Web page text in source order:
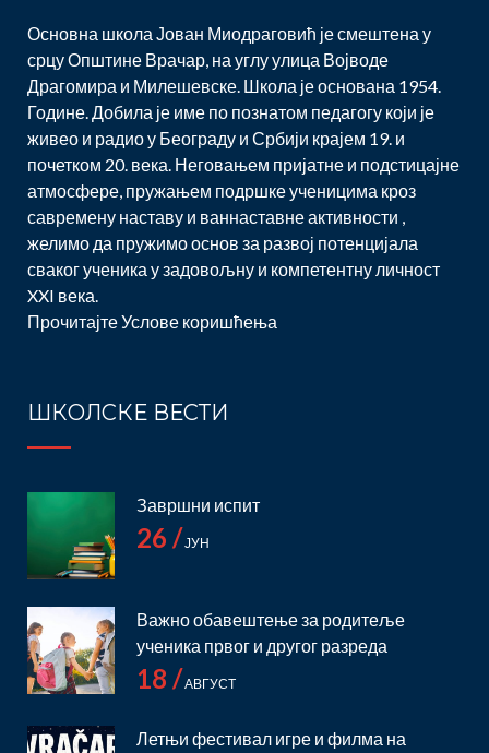
Основна школа Јован Миодраговић је смештена у
срцу Општине Врачар, на углу улица Војводе
Драгомира и Милешевске. Школа је основана 1954.
Године. Добила је име по познатом педагогу који је
живео и радио у Београду и Србији крајем 19. и
почетком 20. века. Неговањем пријатне и подстицајне
атмосфере, пружањем подршке ученицима кроз
савремену наставу и ваннаставне активности ,
желимо да пружимо основ за развој потенцијала
сваког ученика у задовољну и компетентну личност
XXI века.
ПрочитајтеУслове коришћења
ШКОЛСКЕ ВЕСТИ
Завршни испит
26 /ЈУН
Важно обавештење за родитеље
ученика првог и другог разреда
18 /АВГУСТ
Летњи фестивал игре и филма на